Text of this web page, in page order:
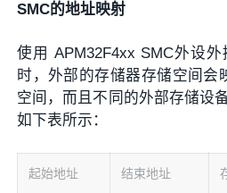
SMC的地址映射
使用 APM32F4xx SMC外设
时，外部的存储器存储空间会
空间，而且不同的外部存储设
如下表所示：
起始地址 结束地址